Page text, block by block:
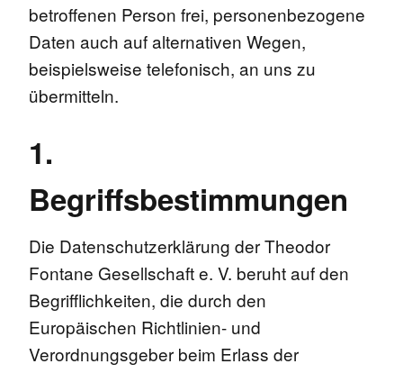
betroffenen Person frei, personenbezogene
Daten auch auf alternativen Wegen,
beispielsweise telefonisch, an uns zu
übermitteln.
1.
Begriffsbestimmungen
Die Datenschutzerklärung der Theodor
Fontane Gesellschaft e. V. beruht auf den
Begrifflichkeiten, die durch den
Europäischen Richtlinien- und
Verordnungsgeber beim Erlass der